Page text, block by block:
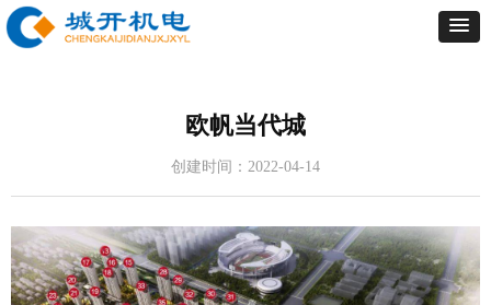
欧帆当代城
创建时间： 2022-04-14